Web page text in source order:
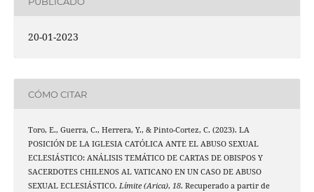
20-01-2023
CÓMO CITAR
Toro, E., Guerra, C., Herrera, Y., & Pinto-Cortez, C. (2023). LA
POSICIÓN DE LA IGLESIA CATÓLICA ANTE EL ABUSO SEXUAL
ECLESIÁSTICO: ANÁLISIS TEMÁTICO DE CARTAS DE OBISPOS Y
SACERDOTES CHILENOS AL VATICANO EN UN CASO DE ABUSO
SEXUAL ECLESIÁSTICO. Límite (Arica), 18. Recuperado a partir de